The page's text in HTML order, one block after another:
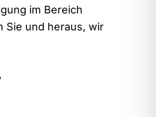
im Bereich
Sie und heraus, wir